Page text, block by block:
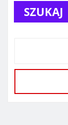
SZUKAJ